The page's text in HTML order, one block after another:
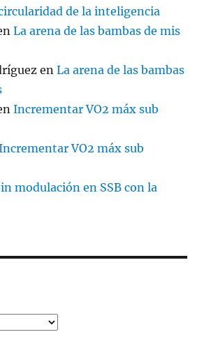
de la inteligencia
La arena de las bambas de mis
enLa arena de las bambas
Incrementar VO2 máx sub
VO2 máx sub
modulación en SSB con la